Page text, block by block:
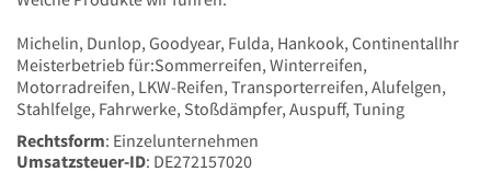
Michelin, Dunlop, Goodyear, Fulda, Hankook, ContinentalIhr
Meisterbetrieb für:Sommerreifen, Winterreifen,
Motorradreifen, LKW-Reifen, Transporterreifen, Alufelgen,
Stahlfelge, Fahrwerke, Stoßdämpfer, Auspuff, Tuning
Rechtsform: Einzelunternehmen
Umsatzsteuer-ID: DE272157020